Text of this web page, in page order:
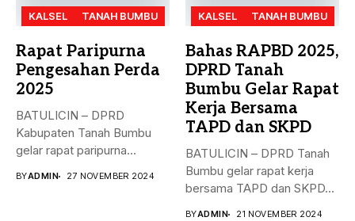
KALSEL TANAH BUMBU
Rapat Paripurna
Pengesahan Perda
2025
BATULICIN – DPRD
Kabupaten Tanah Bumbu
gelar rapat paripurna
BYADMIN 27 NOVEMBER 2024
KALSEL TANAH BUMBU
Bahas RAPBD 2025,
DPRD Tanah
Bumbu Gelar Rapat
Kerja Bersama
TAPD dan SKPD
BATULICIN – DPRD Tanah
Bumbu gelar rapat kerja
bersama TAPD dan SKPD...
BYADMIN 21 NOVEMBER 2024